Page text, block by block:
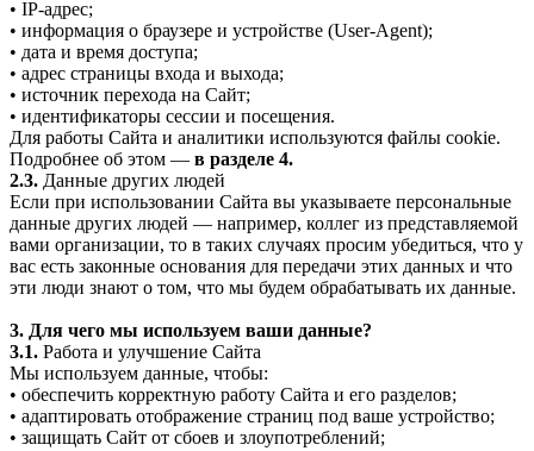
• IP-адрес;
• информация о браузере и устройстве (User-Agent);
• дата и время доступа;
• адрес страницы входа и выхода;
• источник перехода на Сайт;
• идентификаторы сессии и посещения.
Для работы Сайта и аналитики используются файлы cookie.
Подробнее об этом — в разделе 4.
2.3. Данные других людей
Если при использовании Сайта вы указываете персональные
данные других людей — например, коллег из представляемой
вами организации, то в таких случаях просим убедиться, что у
вас есть законные основания для передачи этих данных и что
эти люди знают о том, что мы будем обрабатывать их данные.
3. Для чего мы используем ваши данные?
3.1. Работа и улучшение Сайта
Мы используем данные, чтобы:
• обеспечить корректную работу Сайта и его разделов;
• адаптировать отображение страниц под ваше устройство;
• защищать Сайт от сбоев и злоупотреблений;